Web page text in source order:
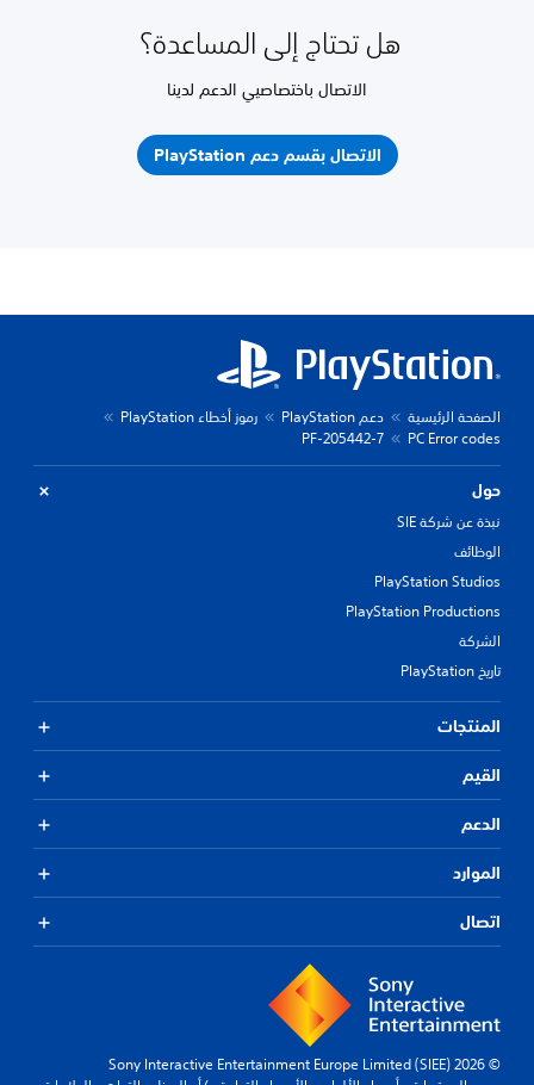
هل تحتاج إلى المساعدة؟
الاتصال باختصاصيي الدعم لدينا
الاتصال بقسم دعم PlayStation
الصفحة الرئيسية دعم PlayStation
رموز أخطاء PlayStation
PC Error codes
PF-205442-7
حول
نبذة عن شركة SIE
الوظائف
PlayStation Studios
PlayStation Productions
الشركة
تاريخ PlayStation
المنتجات
القيم
الدعم
الموارد
اتصال
© 2026 Sony Interactive Entertainment Europe Limited (SIEE)